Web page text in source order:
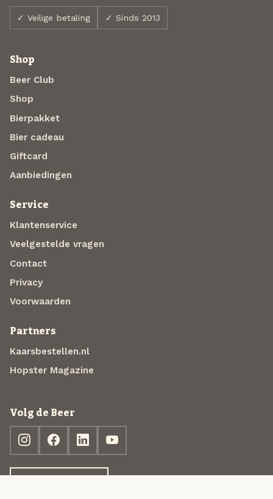
✓ Veilige betaling ✓ Sinds 2013
Shop
Beer Club
Shop
Bierpakket
Bier cadeau
Giftcard
Aanbiedingen
Service
Klantenservice
Veelgestelde vragen
Contact
Privacy
Voorwaarden
Partners
Kaarsbestellen.nl
Hopster Magazine
Volg de Beer